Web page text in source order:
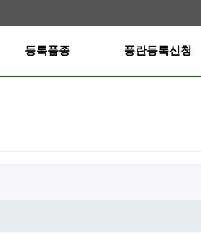
등록품종 풍란등록신청